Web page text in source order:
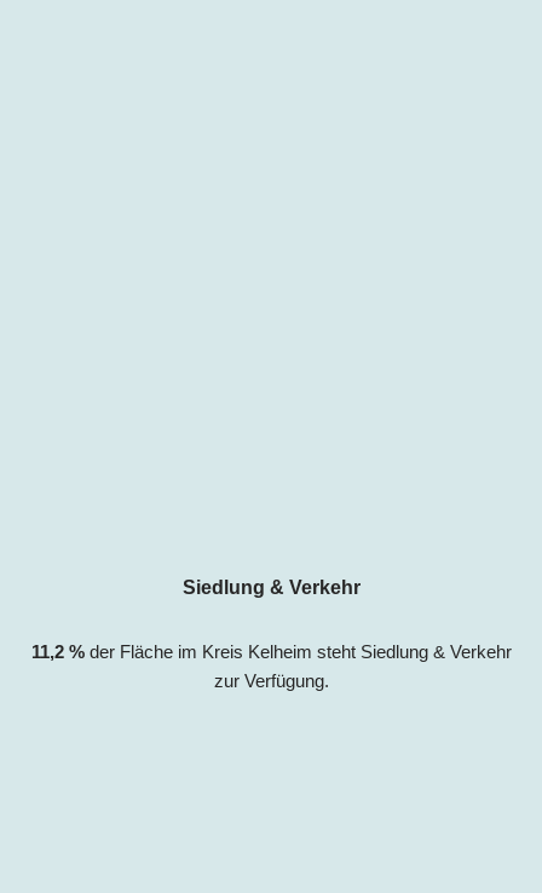
Siedlung & Verkehr
11,2 %der Fläche im Kreis Kelheim steht Siedlung & Verkehr
zur Verfügung.